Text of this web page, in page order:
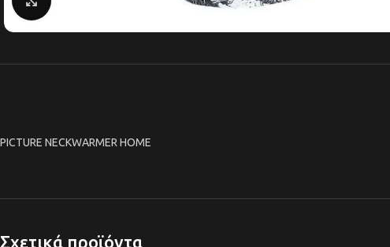
PICTURE NECKWARMER HOME
Σχετικά προϊόντα